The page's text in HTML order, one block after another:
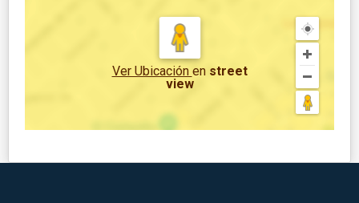
Ver Ubicación en street
view